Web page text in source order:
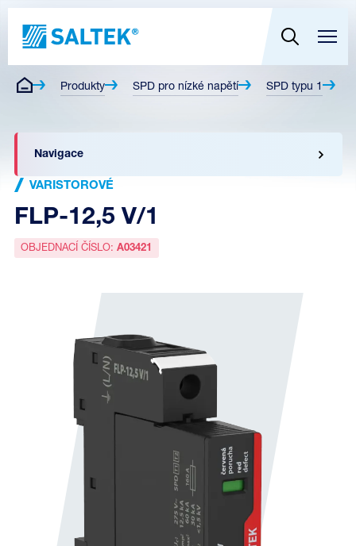
Produkty SPD pro nízké napětí SPD typu 1
Navigace
VARISTOROVÉ
FLP-12,5 V/1
OBJEDNACÍ ČÍSLO:A03421